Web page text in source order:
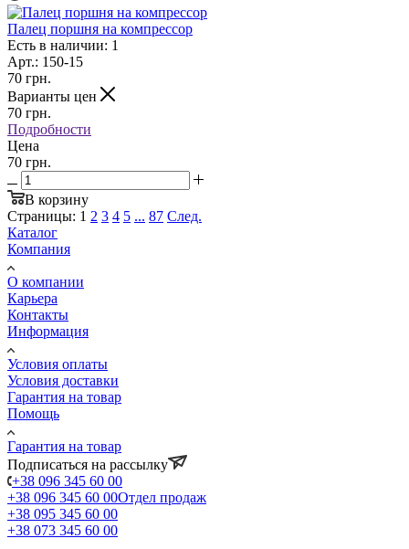
Палец поршня на компрессор
Есть в наличии: 1
Арт.: 150-15
70 грн.
Варианты цен
70 грн.
Подробности
Цена
70 грн.
В корзину
Страницы: 1 2 3 4 5 ... 87 След.
Каталог
Компания
О компании
Карьера
Контакты
Информация
Условия оплаты
Условия доставки
Гарантия на товар
Помощь
Гарантия на товар
Подписаться на рассылку
+38 096 345 60 00
+38 096 345 60 00Отдел продаж
+38 095 345 60 00
+38 073 345 60 00